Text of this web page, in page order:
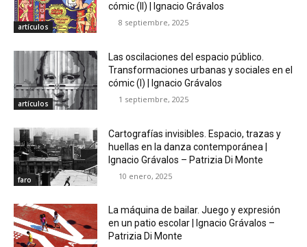
artículos
cómic (II) | Ignacio Grávalos
8 septiembre, 2025
artículos
Las oscilaciones del espacio público.
Transformaciones urbanas y sociales en el
cómic (I) | Ignacio Grávalos
1 septiembre, 2025
faro
Cartografías invisibles. Espacio, trazas y
huellas en la danza contemporánea |
Ignacio Grávalos – Patrizia Di Monte
10 enero, 2025
La máquina de bailar. Juego y expresión
en un patio escolar | Ignacio Grávalos –
Patrizia Di Monte